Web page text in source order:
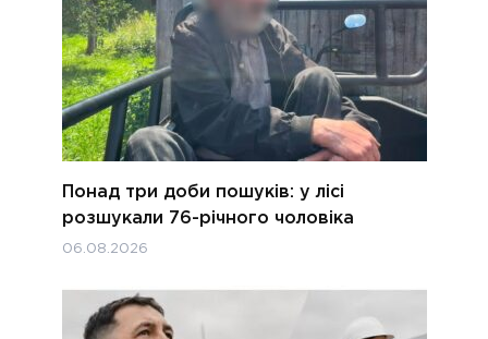
Понад три доби пошуків: у лісі
розшукали 76-річного чоловіка
06.08.2026